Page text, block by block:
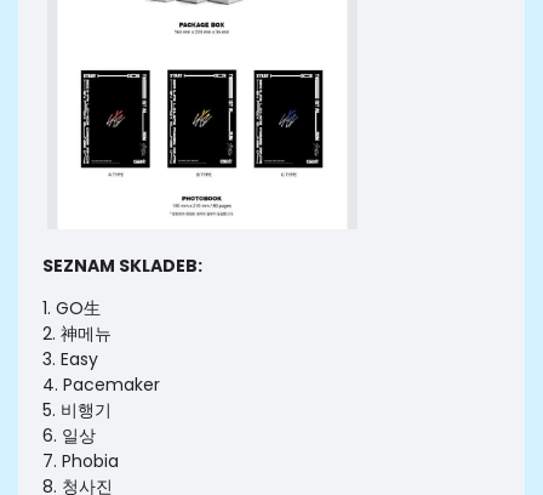
SEZNAM SKLADEB:
1. GO生
2. 神메뉴
3. Easy
4. Pacemaker
5. 비행기
6. 일상
7. Phobia
8. 청사진